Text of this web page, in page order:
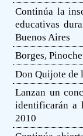
Continúa la
educativas
Buenos Aires
Borges,
Don Quijote de
Lanzan un
identificarán a
2010